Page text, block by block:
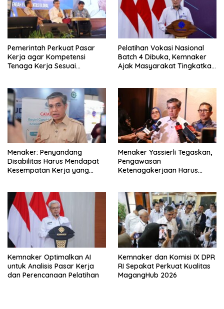
Pemerintah Perkuat Pasar
Kerja agar Kompetensi
Tenaga Kerja Sesuai
Pelatihan Vokasi Nasional
Batch 4 Dibuka, Kemnaker
Ajak Masyarakat Tingkatkan
Menaker: Penyandang
Disabilitas Harus Mendapat
Kesempatan Kerja yang
Menaker Yassierli Tegaskan,
Pengawasan
Ketenagakerjaan Harus
Kemnaker Optimalkan AI
untuk Analisis Pasar Kerja
dan Perencanaan Pelatihan
Kemnaker dan Komisi IX DPR
RI Sepakat Perkuat Kualitas
MagangHub 2026